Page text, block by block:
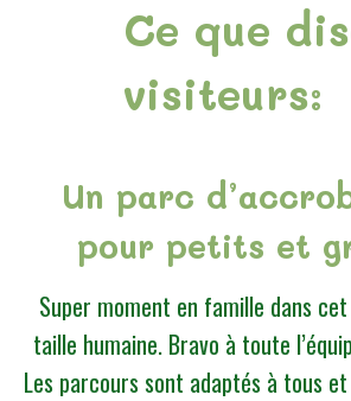
Ce que
visiteurs:
Un parc
pour petits et
Super moment en famille dans
taille humaine. Bravo à toute
Les parcours sont adaptés à tous